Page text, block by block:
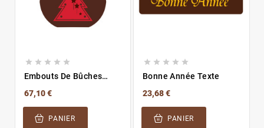
    
Embouts De Bûches
67,10 €
PANIER
    
Bonne Année Texte
23,68 €
PANIER